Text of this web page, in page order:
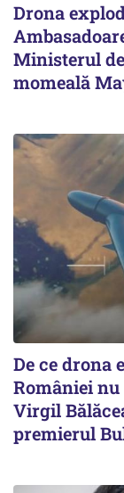
Drona
Ministerul
momeală
De ce drona
României nu
Virgil
premierul